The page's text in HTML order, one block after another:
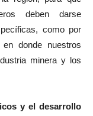
deben darse
como por
donde nuestros
minera y los
y el desarrollo